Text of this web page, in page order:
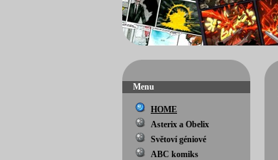
Menu
HOME
Asterix a Obelix
Světoví géniové
ABC komiks